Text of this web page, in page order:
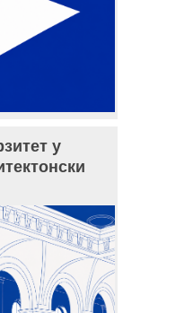
у